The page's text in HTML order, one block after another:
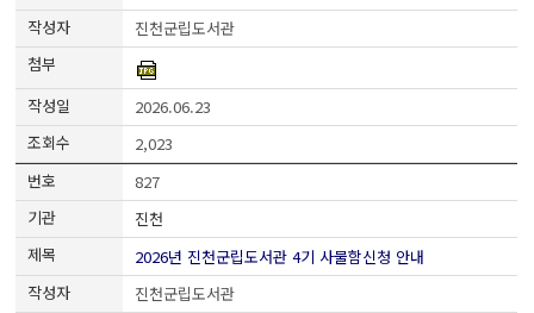
진천군립도서관
2026.06.23
2,023
827
진천
2026년 진천군립도서관 4기 사물함신청 안내
진천군립도서관